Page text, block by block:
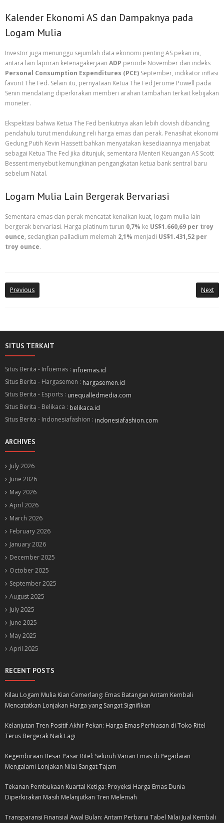
Kalender Ekonomi AS dan Dampaknya pada
Logam Mulia
Investor juga menunggu sejumlah data ekonomi penting AS pekan ini,
antara lain laporan ketenagakerjaan ADP periode November dan indeks
Personal Consumption Expenditures (PCE) September, indikator inflasi
favorit The Fed. Selain itu, pernyataan Ketua The Fed Jerome Powell pada
Senin mendatang diperkirakan memberi arahan tambahan terkait kebijakan
moneter.
Ekspektasi bahwa Ketua The Fed berikutnya akan lebih dovish dibanding
pendahulu turut mendukung reli harga emas dan perak. Penasihat ekonomi
Gedung Putih Kevin Hassett bahkan menyatakan kesediaannya menjabat
sebagai Ketua The Fed jika ditunjuk, sementara Menteri Keuangan AS Scott
Bessent menyebut kemungkinan pengangkatan ketua bank sentral baru
sebelum Natal.
Logam Mulia Lain Bergerak Bervariasi
Sementara emas dan perak mencatat kenaikan kuat, logam mulia lain
bergerak bervariasi. Harga platinum turun 0,7% ke US$1.660,69 per troy
ounce, sedangkan palladium melemah 2,1% menjadi US$1.431,52 per
troy ounce.
Previous Next
SITUS TERKAIT
Situs Berita - Infoemas : infoemas.id
Situs Berita - Hargasemen : hargasemen.id
Situs Berita - Esports : unequalledmedia.com
Situs Berita - Belikaca : belikaca.id
Situs Berita - Indonesiafashion : indonesiafashion.com
ARCHIVES
July 2026
June 2026
May 2026
April 2026
March 2026
February 2026
January 2026
December 2025
October 2025
September 2025
August 2025
July 2025
June 2025
May 2025
April 2025
RECENT POSTS
Kilau Logam Mulia Kian Cemerlang: Emas Batangan Antam Kembali
Mencatatkan Lonjakan Harga yang Sangat Signifikan
Kelanjutan Tren Positif Akhir Pekan: Harga Emas Perhiasan di Toko Ritel
Terus Bergerak Naik Lagi
Kegembiraan Besar Pasar Ritel: Seluruh Varian Emas di Pegadaian
Mengalami Lonjakan Nilai Sangat Tajam
Tekanan Pembukaan Kuartal Ketiga: Proyeksi Harga Emas Dunia
Diperkirakan Masih Melanjutkan Tren Melemah
Transparansi Finansial Awal Bulan: Antam Perbarui Tabel Nilai Jual Kembali